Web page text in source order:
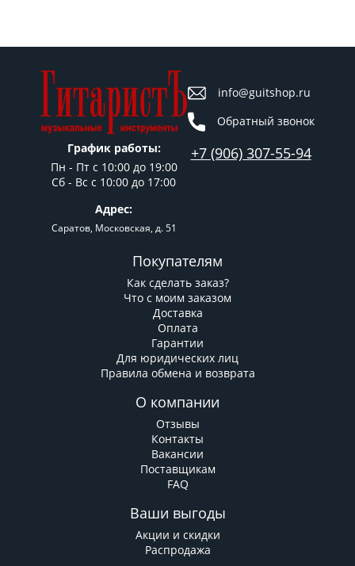
График работы:
Пн - Пт c 10:00 до 19:00
Сб - Вс с 10:00 до 17:00
Адрес:
Саратов, Московская, д. 51
info@guitshop.ru
Обратный звонок
+7 (906) 307-55-94
Покупателям
Как сделать заказ?
Что с моим заказом
Доставка
Оплата
Гарантии
Для юридических лиц
Правила обмена и возврата
О компании
Отзывы
Контакты
Вакансии
Поставщикам
FAQ
Ваши выгоды
Акции и скидки
Распродажа